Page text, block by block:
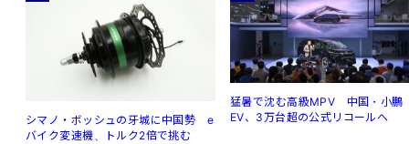
シマノ・ボッシュの牙城に中国勢 e
バイク変速機、トルク2倍で挑む
猛暑で沈む高級MPV 中国・小鵬
EV、3万台超の公式リコールへ